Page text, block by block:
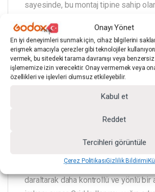
Onayı Yönet
En iyi deneyimleri sunmak için, cihaz bilgilerini
erişmek amacıyla çerezler gibi teknolojiler
vermek, bu sitedeki tarama davranışı veya
işlememize izin verecektir. Onay vermemek veya
özellikleri ve işlevleri olumsuz etkileyebilir.
Kabul et
Reddet
Tercihleri görüntüle
Çerez PolitikasıGizlilik Bildirimi
sayesinde, bu montaj tipine sahip
bir şekilde çalışır. Geniş aydınlatma
konunun üzerine oldukça yumuşak
şekilde yayılmasını sağlayarak sert
minimize eder; bu özellik onu
çıkarılabilir petek (grid) yapısı, ışığın
daraltarak daha kontrollü ve yönlü bir